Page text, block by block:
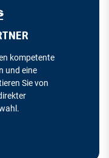
kompetente
und eine
Sie von